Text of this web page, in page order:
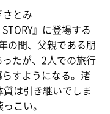
さとみ
STORY』に登場する
の間、父親である朋
たが、2人での旅行
すようになる。渚
は引き継いでしま
こい。